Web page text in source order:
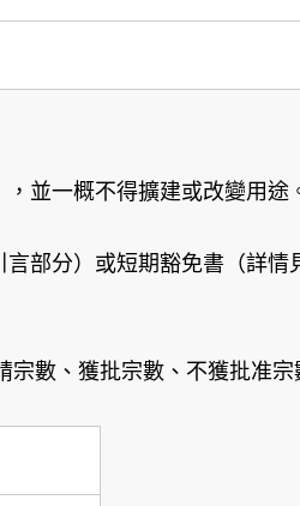
並一概不得擴建或改變用途
部分）或短期豁免書（詳情
數、獲批宗數、不獲批准宗